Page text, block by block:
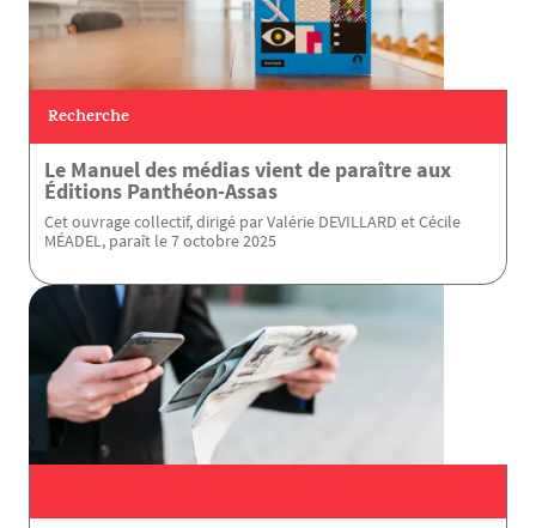
Recherche
Le Manuel des médias vient de paraître aux
Éditions Panthéon-Assas
Cet ouvrage collectif, dirigé par Valérie DEVILLARD et Cécile
MÉADEL, paraît le 7 octobre 2025